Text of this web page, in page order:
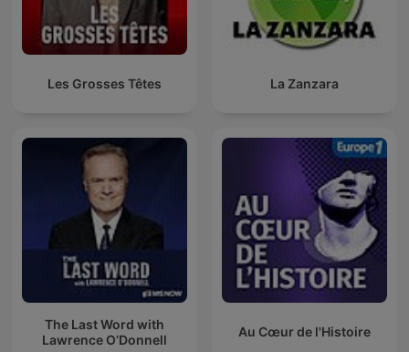
Les Grosses Têtes La Zanzara
The Last Word with
Lawrence O’Donnell
Au Cœur de l'Histoire